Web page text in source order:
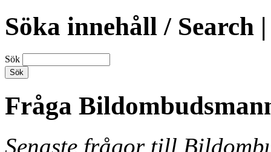
Söka innehåll / Search
Sök
Fråga
Senaste frågor till